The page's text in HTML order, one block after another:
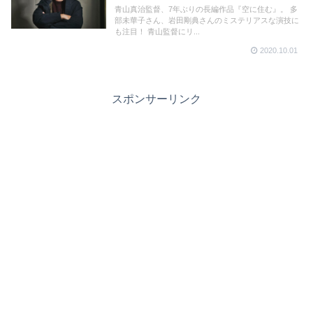
青山真治監督、7年ぶりの長編作品『空に住む』。 多
部未華子さん、岩田剛典さんのミステリアスな演技に
も注目！ 青山監督にリ...
2020.10.01
スポンサーリンク